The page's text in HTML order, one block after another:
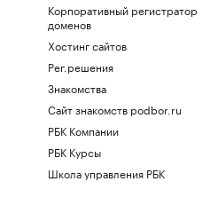
Корпоративный регистратор
доменов
Хостинг сайтов
Рег.решения
Знакомства
Сайт знакомств podbor.ru
РБК Компании
РБК Курсы
Школа управления РБК